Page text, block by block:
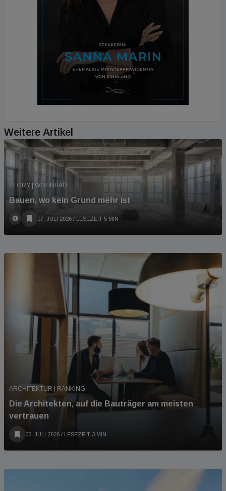
Weitere Artikel
STORY | WOHNBAU
Bauen, wo kein Grund mehr ist
07. JULI 2026 / LESEZEIT 5 MIN
ARCHITEKTUR | RANKING
Die Architekten, auf die Bauträger am meisten
vertrauen
06. JULI 2026 / LESEZEIT 3 MIN